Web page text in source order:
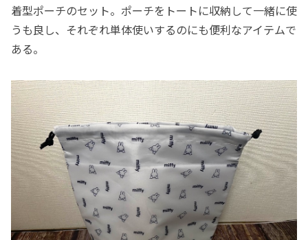
着型ポーチのセット。ポーチをトートに収納して一緒に使
うも良し、それぞれ単体使いするのにも便利なアイテムで
ある。